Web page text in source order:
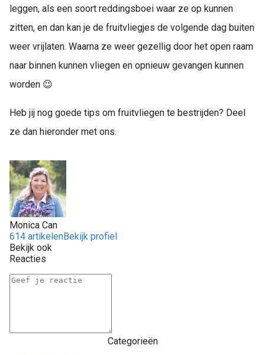
leggen, als een soort reddingsboei waar ze op kunnen
zitten, en dan kan je de fruitvliegjes de volgende dag buiten
weer vrijlaten. Waarna ze weer gezellig door het open raam
naar binnen kunnen vliegen en opnieuw gevangen kunnen
worden 😉
Heb jij nog goede tips om fruitvliegen te bestrijden? Deel
ze dan hieronder met ons.
Monica Can
614 artikelenBekijk profiel
Bekijk ook
Reacties
Categorieën